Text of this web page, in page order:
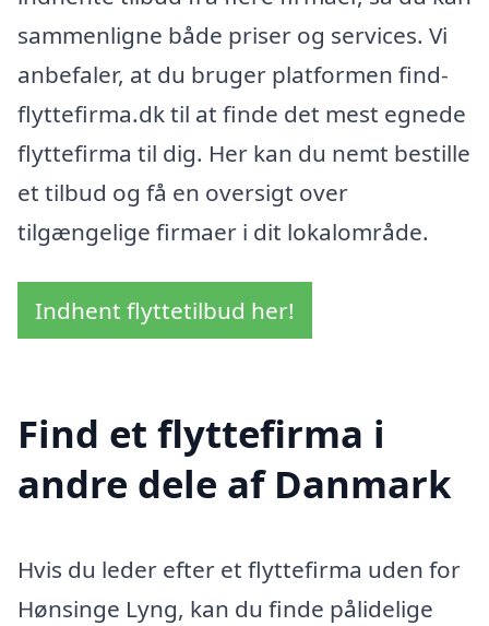
sammenligne både priser og services. Vi
anbefaler, at du bruger platformen find-
flyttefirma.dk til at finde det mest egnede
flyttefirma til dig. Her kan du nemt bestille
et tilbud og få en oversigt over
tilgængelige firmaer i dit lokalområde.
Indhent flyttetilbud her!
Find et flyttefirma i
andre dele af Danmark
Hvis du leder efter et flyttefirma uden for
Hønsinge Lyng, kan du finde pålidelige